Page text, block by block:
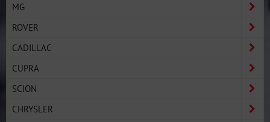
MG
ROVER
CADILLAC
CUPRA
SCION
CHRYSLER